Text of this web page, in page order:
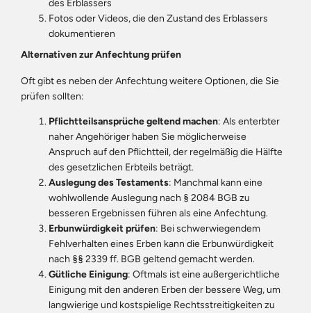
des Erblassers
Fotos oder Videos, die den Zustand des Erblassers
dokumentieren
Alternativen zur Anfechtung prüfen
Oft gibt es neben der Anfechtung weitere Optionen, die Sie
prüfen sollten:
Pflichtteilsansprüche geltend machen: Als enterbter
naher Angehöriger haben Sie möglicherweise
Anspruch auf den Pflichtteil, der regelmäßig die Hälfte
des gesetzlichen Erbteils beträgt.
Auslegung des Testaments: Manchmal kann eine
wohlwollende Auslegung nach § 2084 BGB zu
besseren Ergebnissen führen als eine Anfechtung.
Erbunwürdigkeit prüfen: Bei schwerwiegendem
Fehlverhalten eines Erben kann die Erbunwürdigkeit
nach §§ 2339 ff. BGB geltend gemacht werden.
Gütliche Einigung: Oftmals ist eine außergerichtliche
Einigung mit den anderen Erben der bessere Weg, um
langwierige und kostspielige Rechtsstreitigkeiten zu